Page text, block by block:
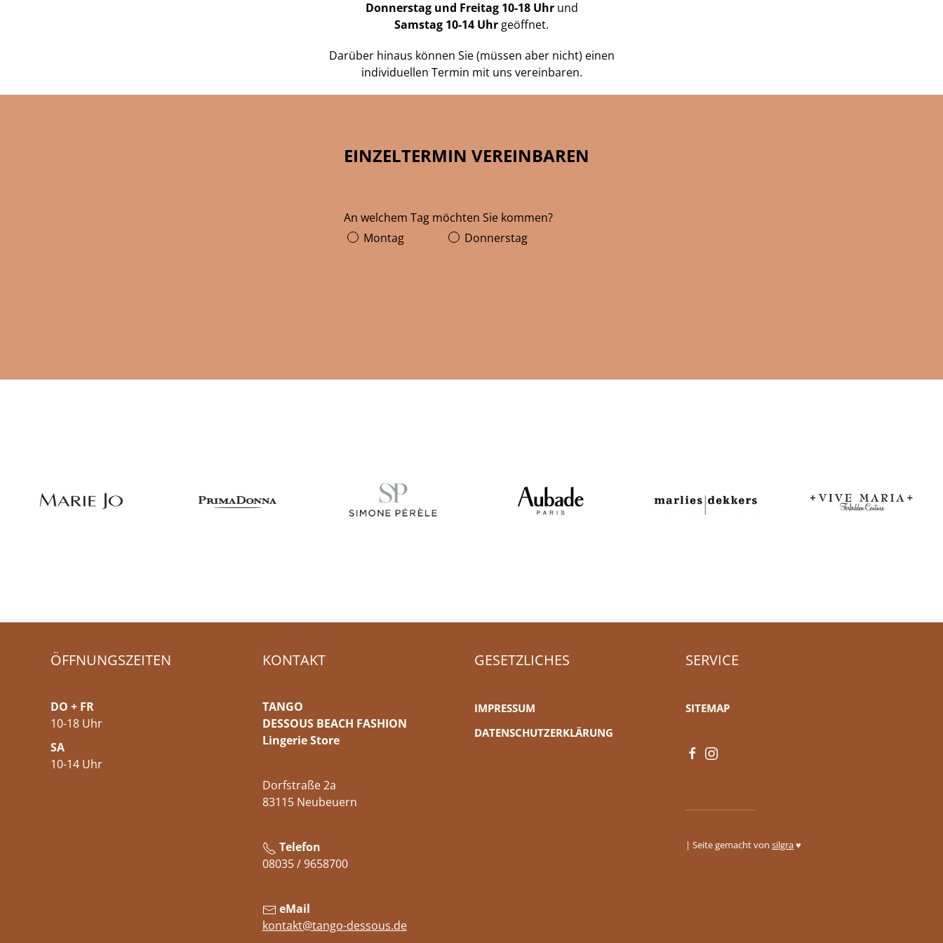
Donnerstag und Freitag 10-18 Uhrund
Samstag 10-14 Uhr geöffnet.
Darüber hinaus können Sie (müssen aber nicht) einen
individuellen Termin mit uns vereinbaren.
EINZELTERMIN VEREINBAREN
An welchem Tag möchten Sie kommen?
Montag
Donnerstag
ÖFFNUNGSZEITEN
DO + FR
10-18 Uhr
SA
10-14 Uhr
KONTAKT
TANGO
DESSOUS BEACH FASHION
Lingerie Store
Dorfstraße 2a
83115 Neubeuern
Telefon
08035 / 9658700
eMail
kontakt@tango-dessous.de
GESETZLICHES
IMPRESSUM
DATENSCHUTZERKLÄRUNG
SERVICE
SITEMAP
| Seite gemacht vonsilgra♥